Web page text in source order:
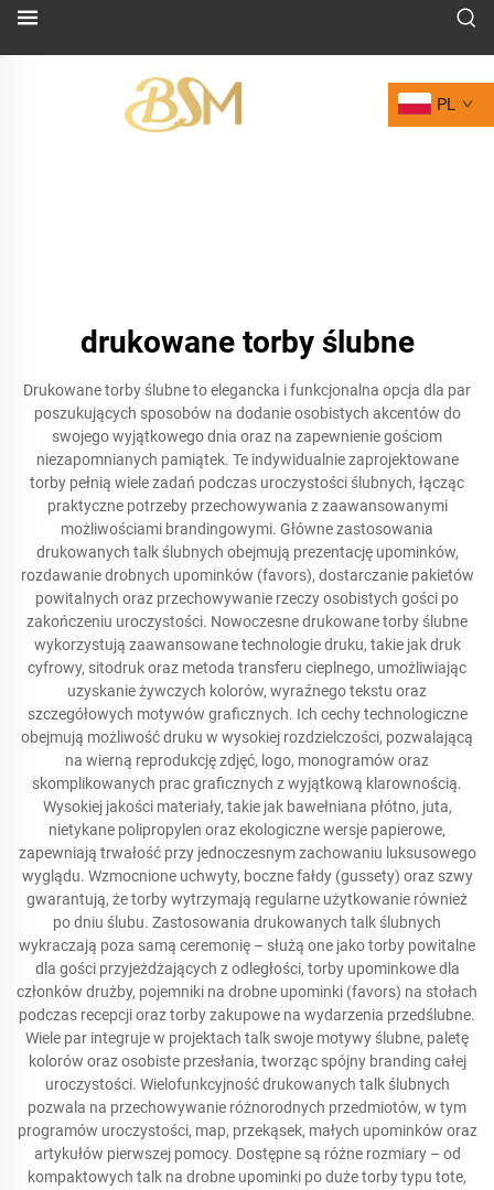
PL
drukowane torby ślubne
Drukowane torby ślubne to elegancka i funkcjonalna opcja dla par
poszukujących sposobów na dodanie osobistych akcentów do
swojego wyjątkowego dnia oraz na zapewnienie gościom
niezapomnianych pamiątek. Te indywidualnie zaprojektowane
torby pełnią wiele zadań podczas uroczystości ślubnych, łącząc
praktyczne potrzeby przechowywania z zaawansowanymi
możliwościami brandingowymi. Główne zastosowania
drukowanych talk ślubnych obejmują prezentację upominków,
rozdawanie drobnych upominków (favors), dostarczanie pakietów
powitalnych oraz przechowywanie rzeczy osobistych gości po
zakończeniu uroczystości. Nowoczesne drukowane torby ślubne
wykorzystują zaawansowane technologie druku, takie jak druk
cyfrowy, sitodruk oraz metoda transferu cieplnego, umożliwiając
uzyskanie żywczych kolorów, wyraźnego tekstu oraz
szczegółowych motywów graficznych. Ich cechy technologiczne
obejmują możliwość druku w wysokiej rozdzielczości, pozwalającą
na wierną reprodukcję zdjęć, logo, monogramów oraz
skomplikowanych prac graficznych z wyjątkową klarownością.
Wysokiej jakości materiały, takie jak bawełniana płótno, juta,
nietykane polipropylen oraz ekologiczne wersje papierowe,
zapewniają trwałość przy jednoczesnym zachowaniu luksusowego
wyglądu. Wzmocnione uchwyty, boczne fałdy (gussety) oraz szwy
gwarantują, że torby wytrzymają regularne użytkowanie również
po dniu ślubu. Zastosowania drukowanych talk ślubnych
wykraczają poza samą ceremonię – służą one jako torby powitalne
dla gości przyjeżdżających z odległości, torby upominkowe dla
członków drużby, pojemniki na drobne upominki (favors) na stołach
podczas recepcji oraz torby zakupowe na wydarzenia przedślubne.
Wiele par integruje w projektach talk swoje motywy ślubne, paletę
kolorów oraz osobiste przesłania, tworząc spójny branding całej
uroczystości. Wielofunkcyjność drukowanych talk ślubnych
pozwala na przechowywanie różnorodnych przedmiotów, w tym
programów uroczystości, map, przekąsek, małych upominków oraz
artykułów pierwszej pomocy. Dostępne są różne rozmiary – od
kompaktowych talk na drobne upominki po duże torby typu tote,